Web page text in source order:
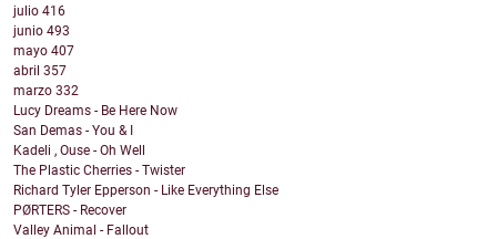
julio 416
junio 493
mayo 407
abril 357
marzo 332
Lucy Dreams - Be Here Now
San Demas - You & I
Kadeli , Ouse - Oh Well
The Plastic Cherries - Twister
Richard Tyler Epperson - Like Everything Else
PØRTERS - Recover
Valley Animal - Fallout